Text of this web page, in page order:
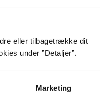
eller tilbagetrække dit
under ”Detaljer”.
Marketing